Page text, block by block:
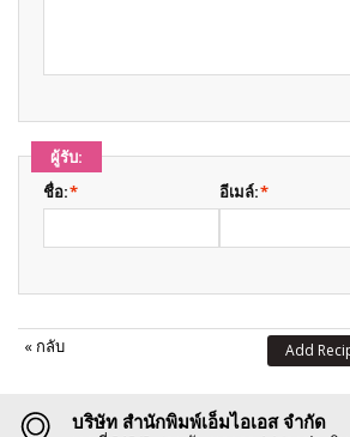
ผู้รับ:
*
ชื่อ: *
อีเมล์:
« กลับ Add
บริษัท สำนักพิมพ์เอ็มไอเอส จำกัด